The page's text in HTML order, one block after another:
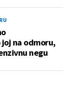
na odmoru,
negu